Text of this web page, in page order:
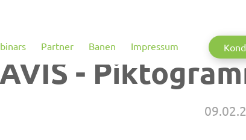
Partner Banen Impressum
-